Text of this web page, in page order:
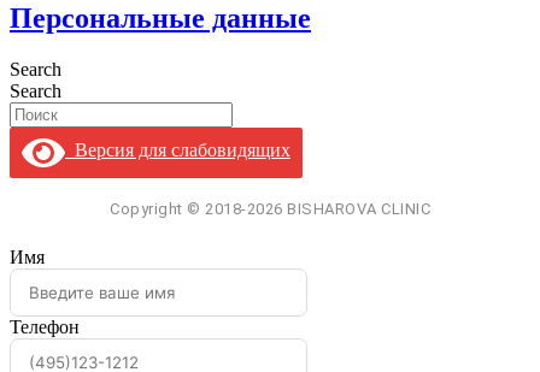
Персональные данные
Search
Search
Версия для слабовидящих
Имя
Телефон